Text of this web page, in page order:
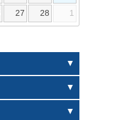
27 28 1